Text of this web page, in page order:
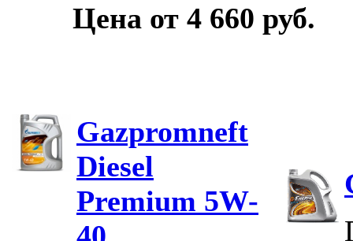
Цена от 4 660 руб.
Gazpromneft
Diesel
Premium 5W-